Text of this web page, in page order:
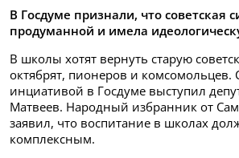
В Госдуме признали, что советская
продуманной и имела
В школы хотят вернуть старую
октябрят, пионеров и комсомольцев.
инциативой в Госдуме выступил
Матвеев. Народный избранник от
заявил, что воспитание в школах
комплексным.